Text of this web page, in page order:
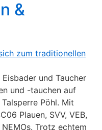
&
und Taucher
und -tauchen auf
Pöhl. Mit
Plauen, SVV, VEB,
Trotz echtem